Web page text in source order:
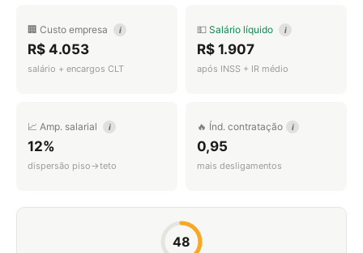
🏢 Custo empresa i
R$ 4.053
salário + encargos CLT
💵 Salário líquido i
R$ 1.907
após INSS + IR médio
📈 Amp. salarial i
12%
dispersão piso→teto
🔥 Índ. contratação i
0,95
mais desligamentos
48